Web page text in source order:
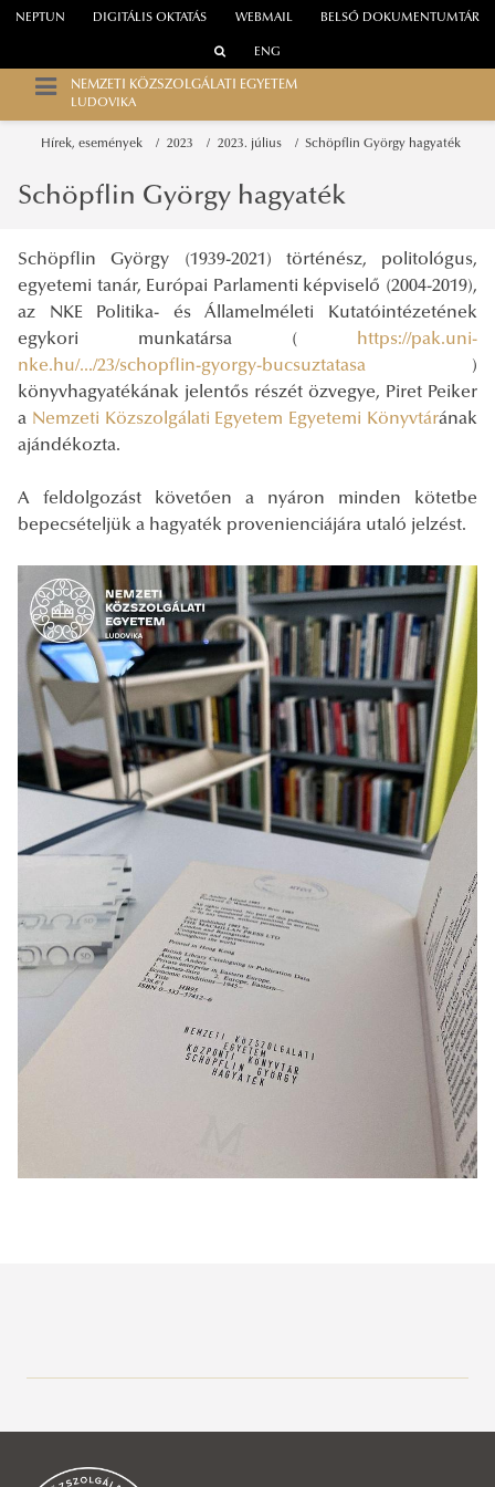
WEBMAIL
NEPTUN DIGITÁLIS OKTATÁS BELSŐ DOKUMENTUMTÁR
ENG
NEMZETI KÖZSZOLGÁLATI EGYETEM
LUDOVIKA
Hírek, események 2023 2023. július Schöpflin György hagyaték
Aktuális
Hírek, események
Schöpflin György hagyaték
Schöpflin György (1939-2021) történész, politológus,
egyetemi tanár, Európai Parlamenti képviselő (2004-2019),
az NKE Politika- és Államelméleti Kutatóintézetének
egykori munkatársa (
https://pak.uni-
nke.hu/.../23/schopflin-gyorgy-bucsuztatasa )
könyvhagyatékának jelentős részét özvegye, Piret Peiker
a Nemzeti Közszolgálati Egyetem Egyetemi Könyvtárának
ajándékozta.
A feldolgozást követően a nyáron minden kötetbe
bepecsételjük a hagyaték provenienciájára utaló jelzést.